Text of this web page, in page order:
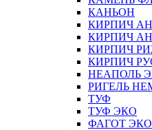
КАНЬОН
КИРПИЧ
КИРПИЧ
КИРПИЧ
КИРПИЧ
НЕАПОЛЬ
РИГЕЛЬ
ТУФ
ТУФ ЭКО
ФАГОТ ЭКО